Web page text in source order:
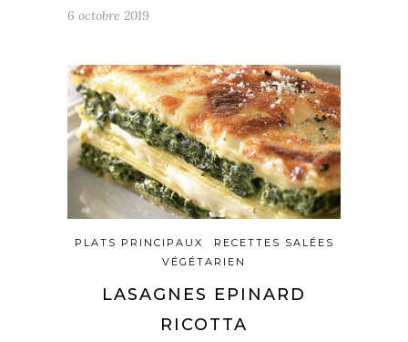
6 octobre 2019
PLATS PRINCIPAUX
RECETTES SALÉES
VÉGÉTARIEN
LASAGNES EPINARD
RICOTTA